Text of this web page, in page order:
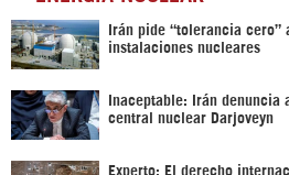
Irán pide “tolerancia cero”
instalaciones nucleares
Inaceptable: Irán denuncia
central nuclear Darjoveyn
Experto: El derecho